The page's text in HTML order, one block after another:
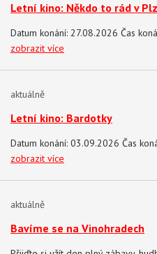
Letní kino: Někdo to rád v
Datum konání: 27.08.2026 Čas
zobrazit více
aktuálně
Letní kino: Bardotky
Datum konání: 03.09.2026 Čas
zobrazit více
aktuálně
Bavíme se na Vinohradech